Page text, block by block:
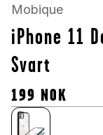
Mobique
iPhone 11
Svart
199 NOK